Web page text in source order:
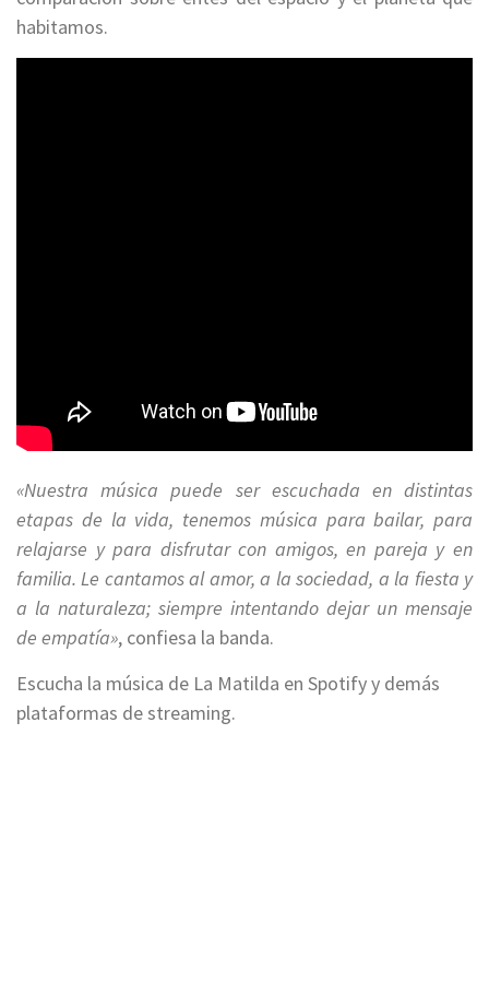
habitamos.
«Nuestra música puede ser escuchada en distintas
etapas de la vida, tenemos música para bailar, para
relajarse y para disfrutar con amigos, en pareja y en
familia. Le cantamos al amor, a la sociedad, a la fiesta y
a la naturaleza; siempre intentando dejar un mensaje
de empatía», confiesa la banda.
Escucha la música de La Matilda en Spotify y demás
plataformas de streaming.